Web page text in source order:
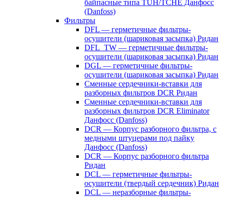
байпасные типа TUH/TCHE Данфосс
(Danfoss)
Фильтры
DFL — герметичные фильтры-
осушители (шариковая засыпка) Ридан
DFL_TW — герметичные фильтры-
осушители (шариковая засыпка) Ридан
DGL — герметичные фильтры-
осушители (шариковая засыпка) Ридан
Сменные сердечники-вставки для
разборных фильтров DCR Ридан
Сменные сердечники-вставки для
разборных фильтров DCR Eliminator
Данфосс (Danfoss)
DCR — Корпус разборного фильтра, с
медными штуцерами под пайку
Данфосс (Danfoss)
DCR — Корпус разборного фильтра
Ридан
DCL — герметичные фильтры-
осушители (твердый сердечник) Ридан
DCL — неразборные фильтры-